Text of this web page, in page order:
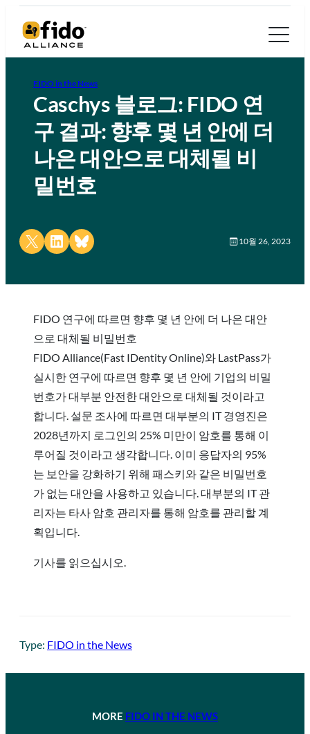
FIDO in the News
Caschys 블로그: FIDO 연
구 결과: 향후 몇 년 안에 더
나은 대안으로 대체될 비
밀번호
Share on X Share on LinkedIn
Share on Bluesky 10월 26, 2023
FIDO 연구에 따르면 향후 몇 년 안에 더 나은 대안
으로 대체될 비밀번호
FIDO Alliance(Fast IDentity Online)와 LastPass가
실시한 연구에 따르면 향후 몇 년 안에 기업의 비밀
번호가 대부분 안전한 대안으로 대체될 것이라고
합니다. 설문 조사에 따르면 대부분의 IT 경영진은
2028년까지 로그인의 25% 미만이 암호를 통해 이
루어질 것이라고 생각합니다. 이미 응답자의 95%
는 보안을 강화하기 위해 패스키와 같은 비밀번호
가 없는 대안을 사용하고 있습니다. 대부분의 IT 관
리자는 타사 암호 관리자를 통해 암호를 관리할 계
획입니다.
기사를 읽으십시오.
Type: FIDO in the News
MORE FIDO IN THE NEWS